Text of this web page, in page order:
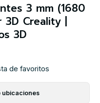
3 mm (1680
Creality |
3D
de favoritos
ubicaciones